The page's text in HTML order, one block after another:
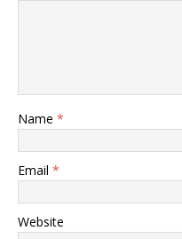
Name *
Email *
Website